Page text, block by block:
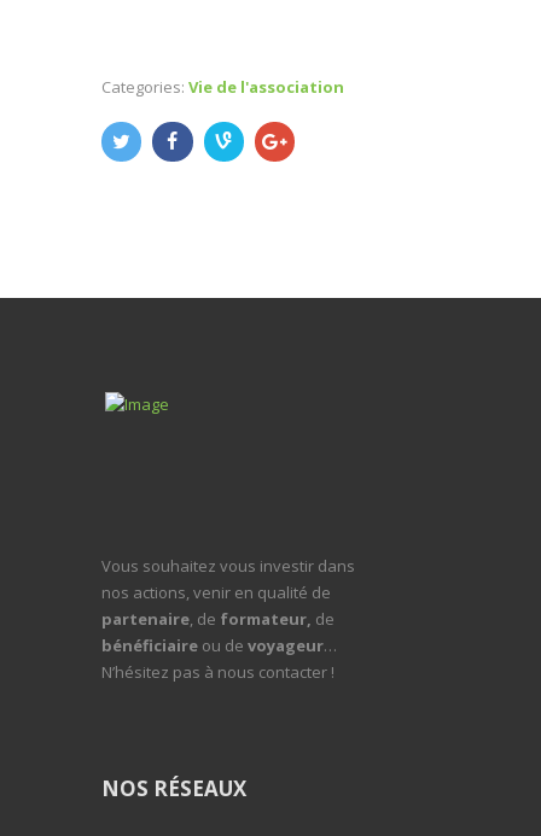
Categories: Vie de l'association
Vous souhaitez vous investir dans
nos actions, venir en qualité de
partenaire , de formateur, de
bénéficiaire ou de voyageur…
N’hésitez pas à nous contacter !
NOS RÉSEAUX